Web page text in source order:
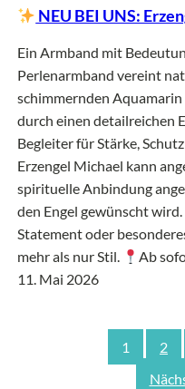
NEU BEI UNS:
Ein Armband mit
Perlenarmband vereint
schimmernden
durch einen detailreichen
Begleiter für Stärke,
Erzengel Michael kann
spirituelle Anbindung
den Engel gewünscht wird.
Statement oder
mehr als nur Stil.
Ab
11. Mai 2026
1 2